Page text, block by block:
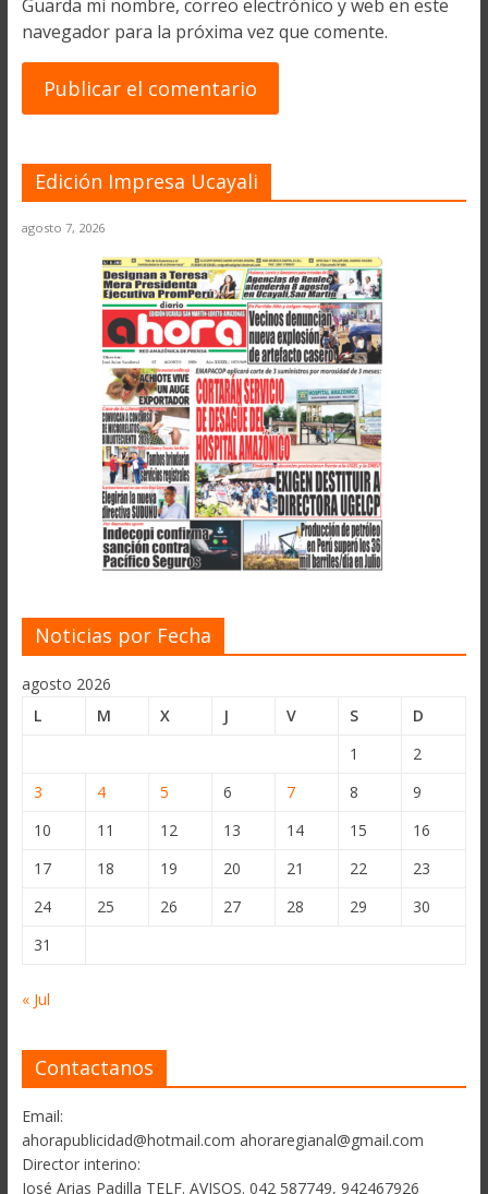
Guarda mi nombre, correo electrónico y web en este
navegador para la próxima vez que comente.
Edición Impresa Ucayali
agosto 7, 2026
Noticias por Fecha
agosto 2026
L
M X J V S
D
1
2
3
4 5 6 7 8
9
10
11 12 13 14 15
16
17
18 19 20 21 22
23
24
25 26 27 28 29
30
31
« Jul
Contactanos
Email:
ahorapublicidad@hotmail.com ahoraregianal@gmail.com
Director interino:
José Arias Padilla TELF. AVISOS. 042 587749, 942467926